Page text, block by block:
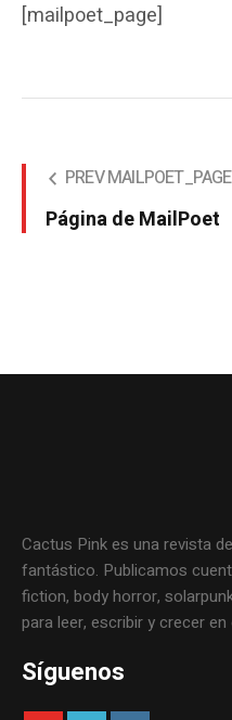
[mailpoet_page]
PREV MAILPOET_PAGE
Página de MailPoet
Cactus Pink es una revista
fantástico. Publicamos
fiction, body horror,
para leer, escribir y crecer
Síguenos